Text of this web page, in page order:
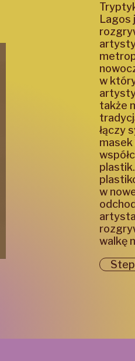
Lagos
w
także
łączy
masek
w
walkę